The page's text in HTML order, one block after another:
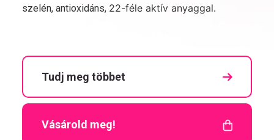
szelén, antioxidáns, 22-féle aktív anyaggal.
Tudj meg többet
Vásárold meg!